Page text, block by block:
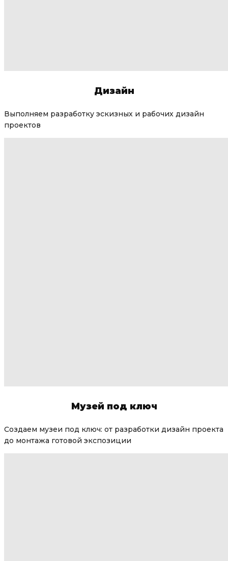
Дизайн
Выполняем разработку эскизных и рабочих дизайн
проектов
Музей под ключ
Создаем музеи под ключ: от разработки дизайн проекта
до монтажа готовой экспозиции